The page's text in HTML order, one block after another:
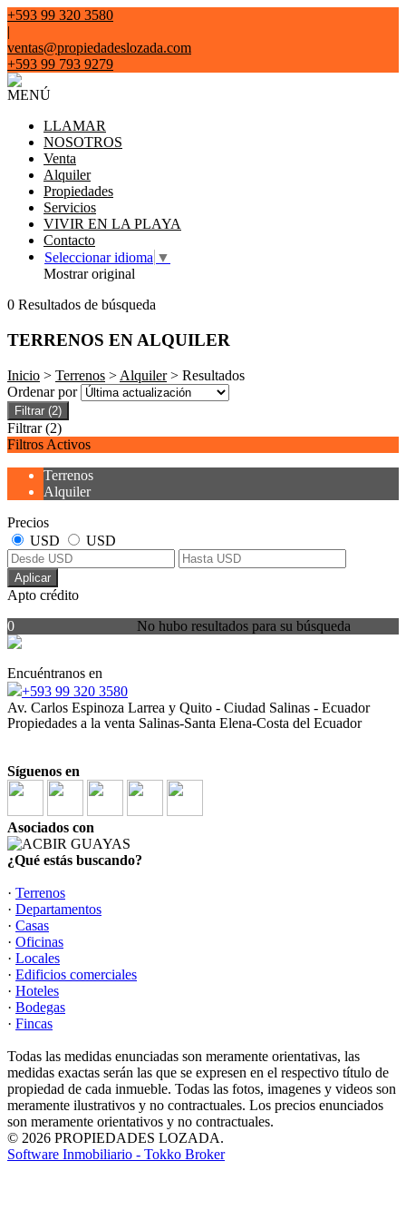
+593 99 320 3580
|
ventas@propiedadeslozada.com
+593 99 793 9279
MENÚ
LLAMAR
NOSOTROS
Venta
Alquiler
Propiedades
Servicios
VIVIR EN LA PLAYA
Contacto
Seleccionar idioma ▼
Mostrar original
0 Resultados de búsqueda
TERRENOS EN ALQUILER
Inicio > Terrenos > Alquiler> Resultados
Ordenar por
Filtrar (2)
Filtrar (2)
Filtros Activos
Terrenos
Alquiler
Precios
USD
USD
Aplicar
Apto crédito
No hubo resultados para su búsqueda
0
Encuéntranos en
+593 99 320 3580
Av. Carlos Espinoza Larrea y Quito - Ciudad Salinas - Ecuador
Propiedades a la venta Salinas-Santa Elena-Costa del Ecuador
Síguenos en
Asociados con
¿Qué estás buscando?
· Terrenos
· Departamentos
· Casas
· Oficinas
· Locales
· Edificios comerciales
· Hoteles
· Bodegas
· Fincas
Todas las medidas enunciadas son meramente orientativas, las
medidas exactas serán las que se expresen en el respectivo título de
propiedad de cada inmueble. Todas las fotos, imagenes y videos son
meramente ilustrativos y no contractuales. Los precios enunciados
son meramente orientativos y no contractuales.
© 2026 PROPIEDADES LOZADA.
Software Inmobiliario - Tokko Broker